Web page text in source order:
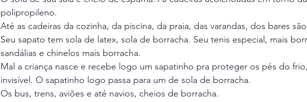
polipropileno.
Até as cadeiras da cozinha, da piscina, da praia, das varandas, dos bares
Seu sapato tem sola de latex, sola de borracha. Seu tenis especial, mais
sandálias e chinelos mais borracha.
Mal a criança nasce e recebe logo um sapatinho pra proteger os pés do
invisível. O sapatinho logo passa para um de sola de borracha.
Os bus, trens, aviões e até navios, cheios de borracha.